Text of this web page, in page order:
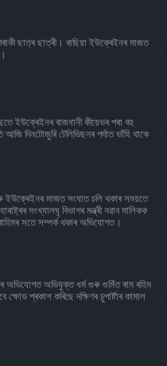
ছাত্ৰ ছাত্ৰী। ৰাছিয়া ইউক্ৰেইনৰ মাজত
ইউক্ৰেইনৰ ৰাজধানী কীয়েভৰ পৰা বহু
দিনটোজুৰি টেলিভিছনৰ পৰ্দাত ভাঁহি থাকে
মাজত সংঘাত চলি থকাৰ সময়তে
সংখ্যালঘূ বিভাগৰ মন্ত্ৰী নৱাব মালিকক
সতে সম্পৰ্ক থকাৰ অভিযোগত।
অভিযোগত অভিযুক্ত ধৰ্ম গুৰু গুৰ্মিত ৰাম ৰহিম
প্ৰকাশ কৰিছে দক্ষিণৰ চুপাৰ্ষ্টাৰ কামাল